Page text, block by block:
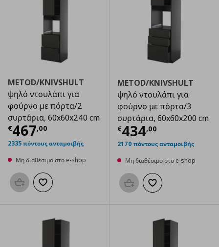
METOD/KNIVSHULT
ψηλό ντουλάπι για
φούρνο με πόρτα/2
συρτάρια, 60x60x240 cm
€467,00
Τρέχουσα τιμή € 467,00
2335 πόντους ανταμοιβής
Μη διαθέσιμο στο e-shop
Προσθήκη στο καλάθι
Προσθήκη στα αγαπημένα
METOD/KNIVSHULT
ψηλό ντουλάπι για
φούρνο με πόρτα/3
συρτάρια, 60x60x200 cm
€434,00
Τρέχουσα
2170 πόντους ανταμοιβής
Μη διαθέσιμο στο e-shop
Προσθήκη στο καλάθι
Προσθήκη στα